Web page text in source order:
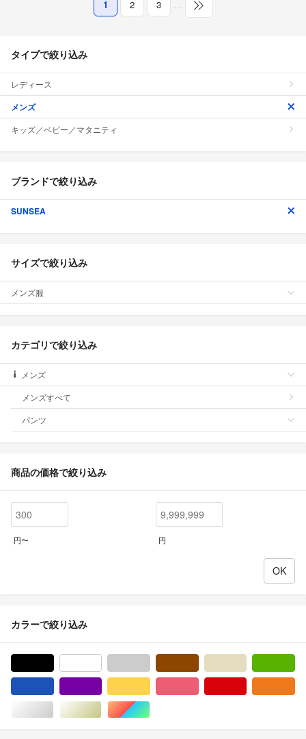
1 2 3 …
タイプで絞り込み
レディース
メンズ
キッズ／ベビー／マタニティ
ブランドで絞り込み
SUNSEA
サイズで絞り込み
メンズ服
カテゴリで絞り込み
メンズ
メンズすべて
パンツ
商品の価格で絞り込み
円〜 円
カラーで絞り込み
シルバー/銀色系ゴールド/金色系マルチカラー